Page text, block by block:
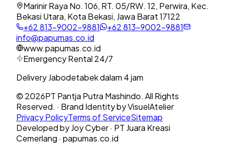
Marinir Raya No. 106, RT. 05/RW. 12, Perwira, Kec.
Bekasi Utara, Kota Bekasi, Jawa Barat 17122
+62 813-9002-9881
+62 813-9002-9881
info@papumas.co.id
www.papumas.co.id
Emergency Rental 24/7
Delivery Jabodetabek dalam 4 jam
© 2026PT Pantja Putra Mashindo. All Rights
Reserved. · Brand Identity by VisuelAtelier
Privacy PolicyTerms of ServiceSitemap
Developed by Joy Cyber · PT Juara Kreasi
Cemerlang · papumas.co.id